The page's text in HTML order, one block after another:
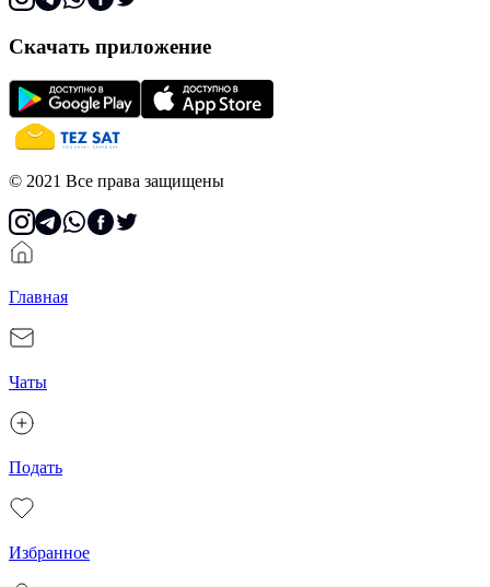
Скачать приложение
© 2021 Все права защищены
Главная
Чаты
Подать
Избранное